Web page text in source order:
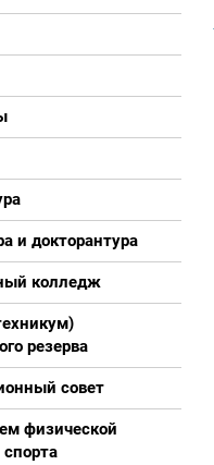
и докторантура
колледж
резерва
совет
физической